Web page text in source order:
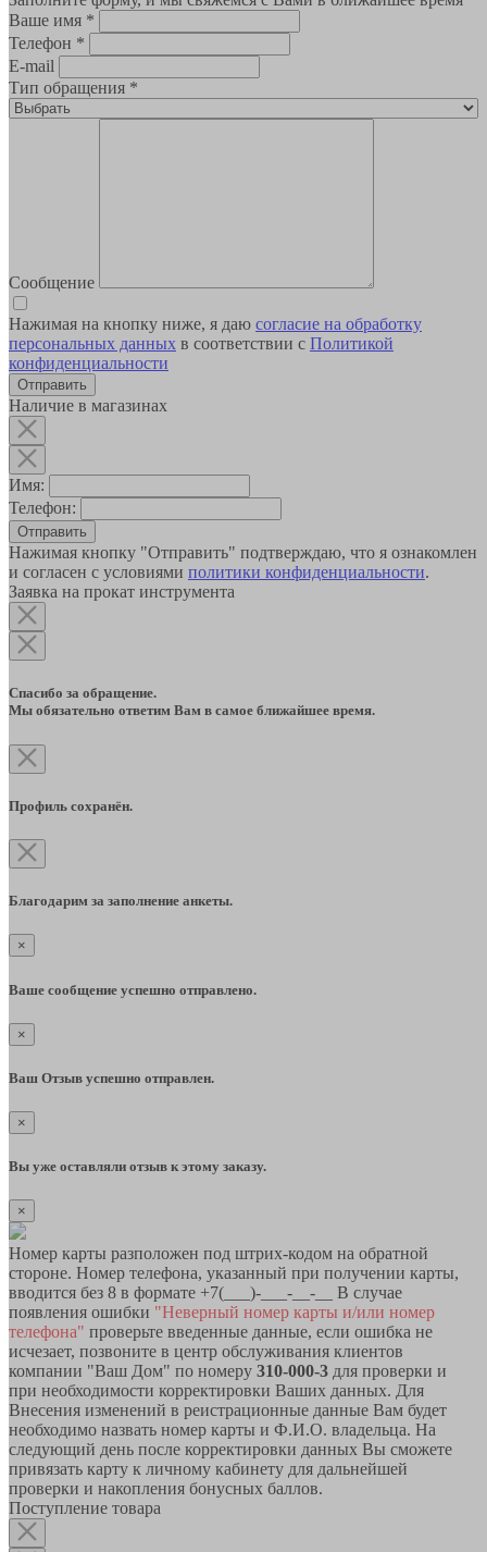
Ваше имя *
Телефон *
E-mail
Тип обращения *
Сообщение
Нажимая на кнопку ниже, я даю согласие на обработку
персональных данных в соответствии с Политикой
конфиденциальности
Наличие в магазинах
Имя:
Телефон:
Отправить
Нажимая кнопку "Отправить" подтверждаю, что я ознакомлен
и согласен с условиями политики конфиденциальности.
Заявка на прокат инструмента
Спасибо за обращение.
Мы обязательно ответим Вам в самое ближайшее время.
Профиль сохранён.
Благодарим за заполнение анкеты.
×
Ваше сообщение успешно отправлено.
×
Ваш Отзыв успешно отправлен.
×
Вы уже оставляли отзыв к этому заказу.
×
Номер карты разположен под штрих-кодом на обратной
стороне. Номер телефона, указанный при получении карты,
вводится без 8 в формате +7(___)-___-__-__ В случае
появления ошибки "Неверный номер карты и/или номер
телефона" проверьте введенные данные, если ошибка не
исчезает, позвоните в центр обслуживания клиентов
компании "Ваш Дом" по номеру 310-000-3 для проверки и
при необходимости корректировки Ваших данных. Для
Внесения изменений в реистрационные данные Вам будет
необходимо назвать номер карты и Ф.И.О. владельца. На
следующий день после корректировки данных Вы сможете
привязать карту к личному кабинету для дальнейшей
проверки и накопления бонусных баллов.
Поступление товара